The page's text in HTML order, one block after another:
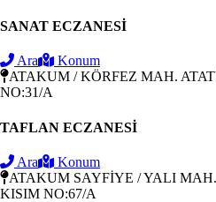
SANAT ECZANESİ
Ara
Konum
ATAKUM / KÖRFEZ MAH.
NO:31/A
TAFLAN ECZANESİ
Ara
Konum
ATAKUM SAYFİYE / YALI
KISIM NO:67/A